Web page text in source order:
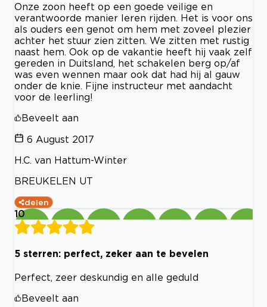
Onze zoon heeft op een goede veilige en
verantwoorde manier leren rijden. Het is voor ons
als ouders een genot om hem met zoveel plezier
achter het stuur zien zitten. We zitten met rustig
naast hem. Ook op de vakantie heeft hij vaak zelf
gereden in Duitsland, het schakelen berg op/af
was even wennen maar ook dat had hij al gauw
onder de knie. Fijne instructeur met aandacht
voor de leerling!
Beveelt aan
6 August 2017
H.C. van Hattum-Winter
BREUKELEN UT
delen
10
5 sterren: perfect, zeker aan te bevelen
Perfect, zeer deskundig en alle geduld
Beveelt aan